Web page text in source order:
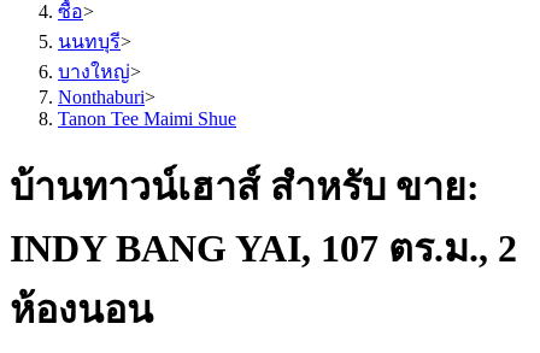
ซื้อ>
นนทบุรี>
บางใหญ่>
Nonthaburi>
Tanon Tee Maimi Shue
บ้านทาวน์เฮาส์ สำหรับ ขาย:
INDY BANG YAI, 107 ตร.ม., 2
ห้องนอน